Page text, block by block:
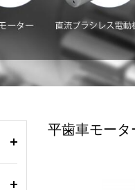
平歯車モータ